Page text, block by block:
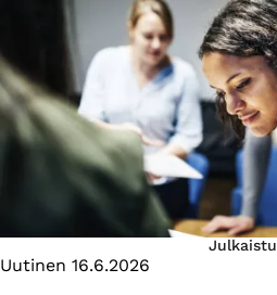
Julkaistu
Uutinen 16.6.2026